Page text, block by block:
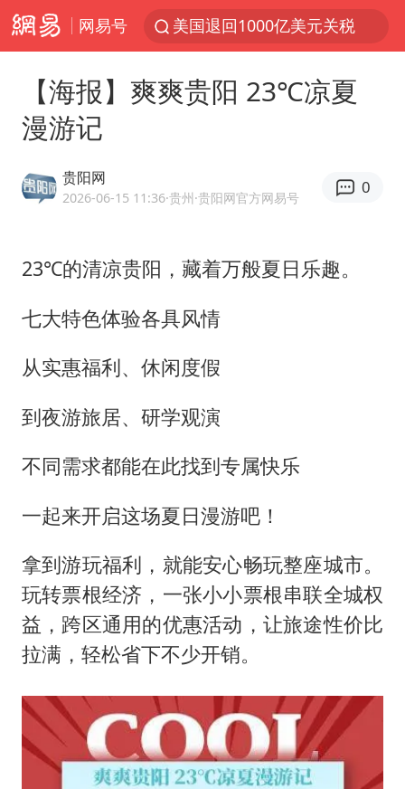
网易号
美国退回1000亿美元关税
香港殿堂级填词人黎彼得因病离世 终年76岁
汕头市政府被约谈
总书记关心百姓身边这些民生大事
【海报】爽爽贵阳 23℃凉夏
漫游记
贵阳网
2026-06-15 11:36·贵州·贵阳网官方网易号
0
23℃的清凉贵阳，藏着万般夏日乐趣。
七大特色体验各具风情
从实惠福利、休闲度假
到夜游旅居、研学观演
不同需求都能在此找到专属快乐
一起来开启这场夏日漫游吧！
拿到游玩福利，就能安心畅玩整座城市。
玩转票根经济，一张小小票根串联全城权
益，跨区通用的优惠活动，让旅途性价比
拉满，轻松省下不少开销。